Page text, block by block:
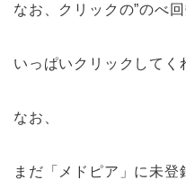
なお、クリックの”のべ
いっぱいクリックしてく
なお、
まだ「メドピア」に未登